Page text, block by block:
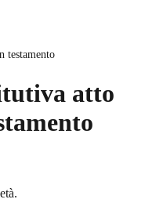
testamento
atto